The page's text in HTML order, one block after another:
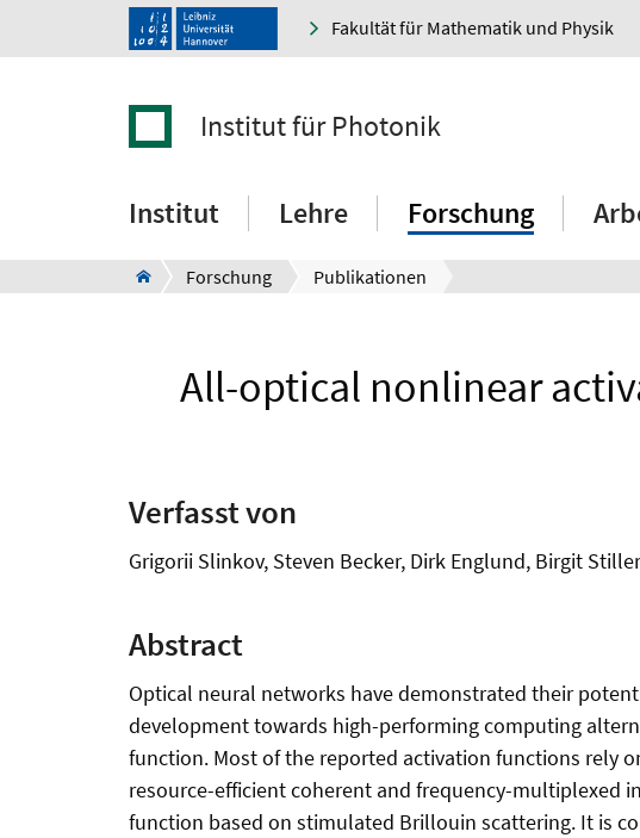
Fakultät für Mathematik und Physik
Institut für Photonik
Institut Lehre Forschung
Forschung Publikationen
All-optical nonlinear
Verfasst von
Grigorii Slinkov, Steven Becker, Dirk Englund, Birgit Stiller
Abstract
Optical neural networks have demonstrated their
development towards high-performing computing
function. Most of the reported activation functions rely
resource-efficient coherent and frequency-multiplexed
function based on stimulated Brillouin scattering. It is